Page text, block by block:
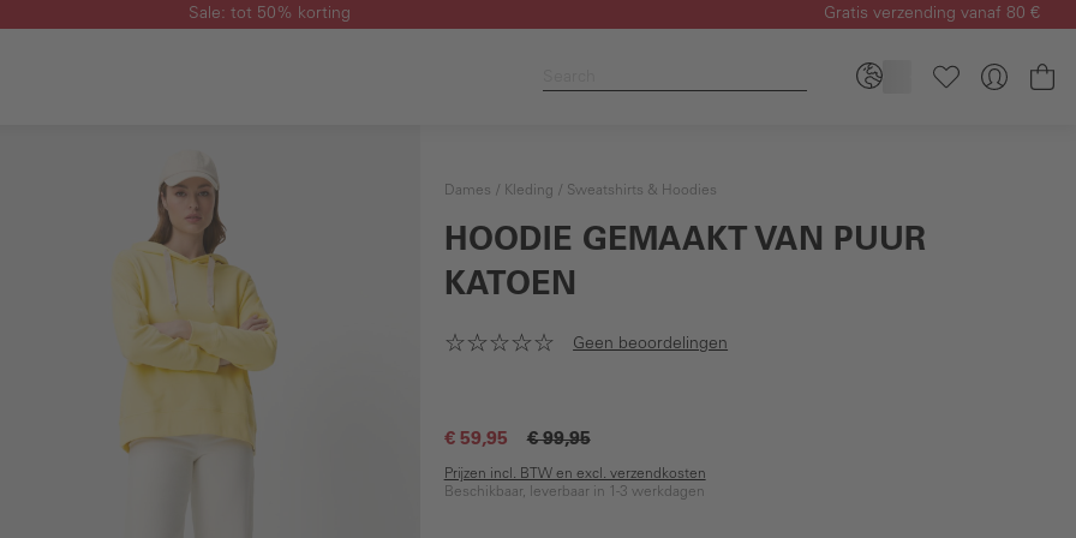
Sale: tot 50% korting Gratis verzending vanaf 80 €
Dames Kleding Sweatshirts & Hoodies
HOODIE GEMAAKT VAN PUUR
KATOEN
Geen beoordelingen
€ 59,95 € 99,95
Prijzen incl. BTW en excl. verzendkosten
Beschikbaar, leverbaar in 1-3 werkdagen